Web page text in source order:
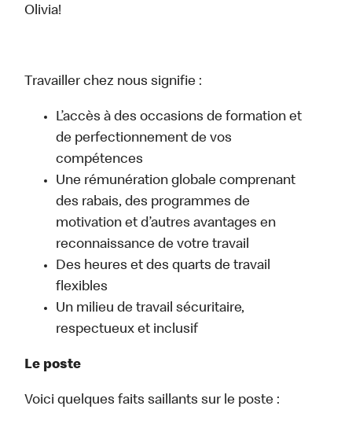
Olivia!
Travailler chez nous signifie :
L’accès à des occasions de formation et
de perfectionnement de vos
compétences
Une rémunération globale comprenant
des rabais, des programmes de
motivation et d’autres avantages en
reconnaissance de votre travail
Des heures et des quarts de travail
flexibles
Un milieu de travail sécuritaire,
respectueux et inclusif
Le poste
Voici quelques faits saillants sur le poste :